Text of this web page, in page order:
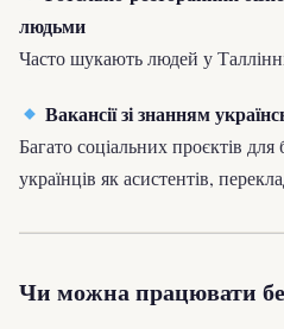
людьми
Часто шукають людей у
Вакансії зі знанням
Багато соціальних проєктів для
українців як асистентів,
Чи можна працювати